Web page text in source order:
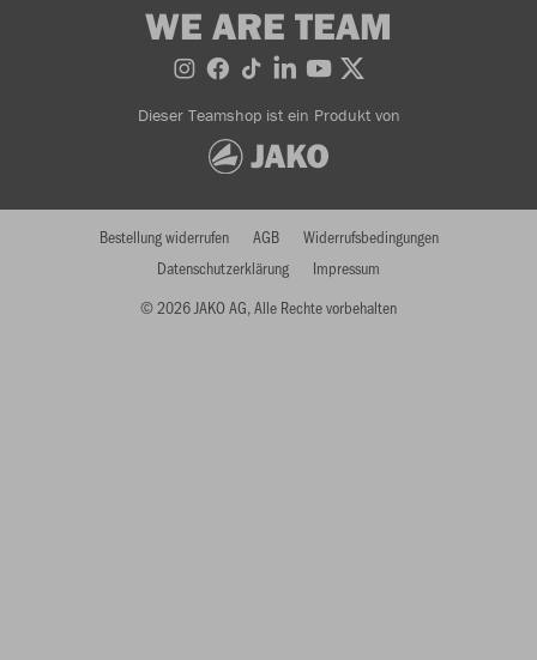
WE ARE TEAM
Dieser Teamshop ist ein Produkt von
© 2026 JAKO AG, Alle Rechte vorbehalten
Bestellung widerrufen AGB
Widerrufsbedingungen
Datenschutzerklärung
Impressum